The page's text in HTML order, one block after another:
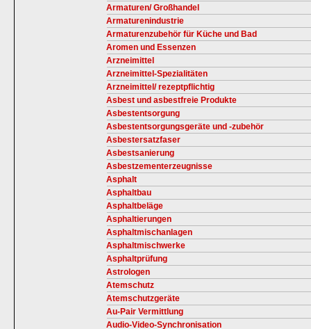
Armaturen/ Großhandel
Armaturenindustrie
Armaturenzubehör für Küche und Bad
Aromen und Essenzen
Arzneimittel
Arzneimittel-Spezialitäten
Arzneimittel/ rezeptpflichtig
Asbest und asbestfreie Produkte
Asbestentsorgung
Asbestentsorgungsgeräte und -zubehör
Asbestersatzfaser
Asbestsanierung
Asbestzementerzeugnisse
Asphalt
Asphaltbau
Asphaltbeläge
Asphaltierungen
Asphaltmischanlagen
Asphaltmischwerke
Asphaltprüfung
Astrologen
Atemschutz
Atemschutzgeräte
Au-Pair Vermittlung
Audio-Video-Synchronisation